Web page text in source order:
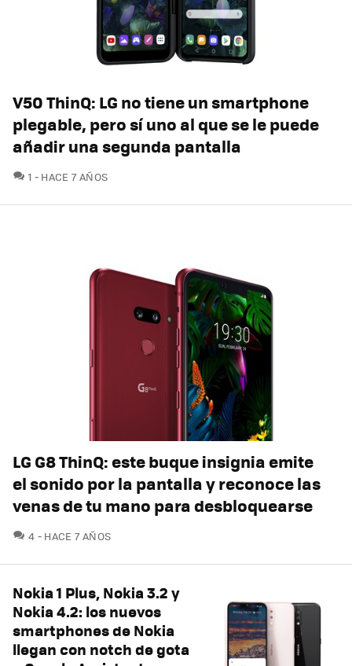
V50 ThinQ: LG no tiene un smartphone
plegable, pero sí uno al que se le puede
añadir una segunda pantalla
1 COMENTARIOS
HACE 7 AÑOS
LG G8 ThinQ: este buque insignia emite
el sonido por la pantalla y reconoce las
venas de tu mano para desbloquearse
4 COMENTARIOS
HACE 7 AÑOS
Nokia 1 Plus, Nokia 3.2 y
Nokia 4.2: los nuevos
smartphones de Nokia
llegan con notch de gota